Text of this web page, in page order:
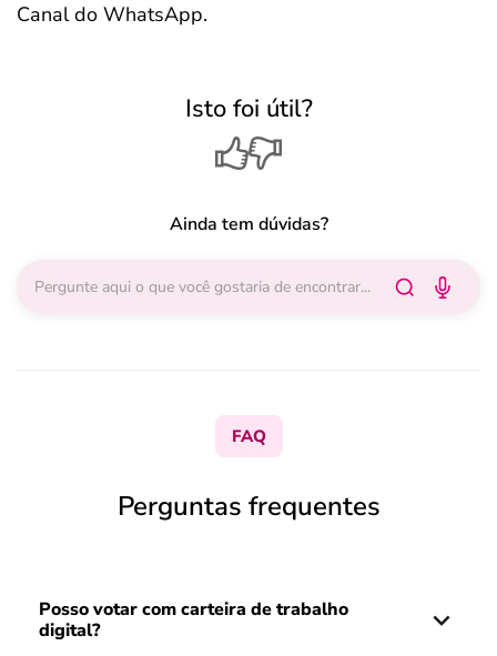
Canal do WhatsApp.
Isto foi útil?
Ainda tem dúvidas?
FAQ
Perguntas frequentes
Posso votar com carteira de trabalho
digital?